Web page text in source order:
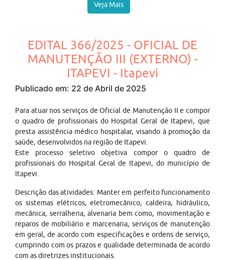
Veja Mais
EDITAL 366/2025 - OFICIAL DE
MANUTENÇÃO III (EXTERNO) -
ITAPEVI - Itapevi
Publicado em: 22 de Abril de 2025
Para atuar nos serviços de Oficial de Manutenção II e compor
o quadro de profissionais do Hospital Geral de Itapevi, que
presta assistência médico hospitalar, visando à promoção da
saúde, desenvolvidos na região de Itapevi.
Este processo seletivo objetiva compor o quadro de
profissionais do Hospital Geral de Itapevi, do município de
Itapevi.
Descrição das atividades: Manter em perfeito funcionamento
os sistemas elétricos, eletromecânico, caldeira, hidráulico,
mecânica, serralheria, alvenaria bem como, movimentação e
reparos de mobiliário e marcenaria, serviços de manutenção
em geral, de acordo com especificações e ordens de serviço,
cumprindo com os prazos e qualidade determinada de acordo
com as diretrizes institucionais.